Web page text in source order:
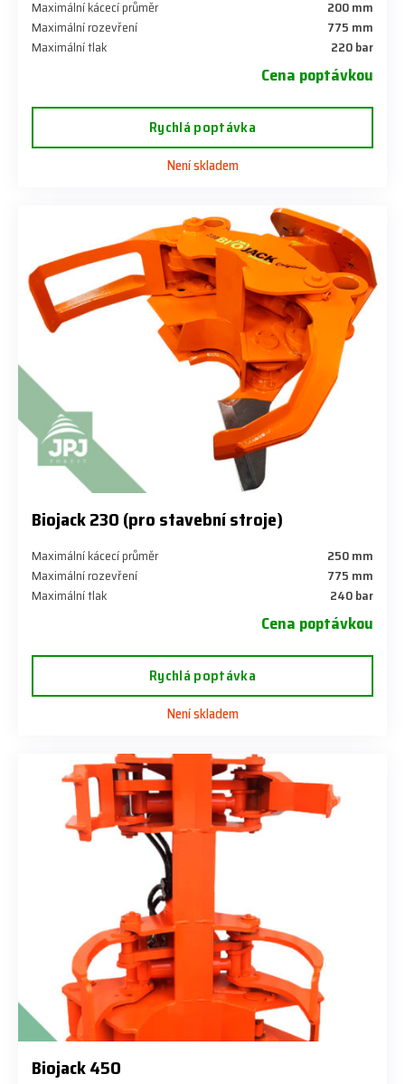
Maximální kácecí průměr
200 mm
Maximální rozevření
775 mm
Maximální tlak
220 bar
Cena poptávkou
Rychlá poptávka
Není skladem
Biojack 230 (pro stavební stroje)
Maximální kácecí průměr
250 mm
Maximální rozevření
775 mm
Maximální tlak
240 bar
Cena poptávkou
Rychlá poptávka
Není skladem
Biojack 450